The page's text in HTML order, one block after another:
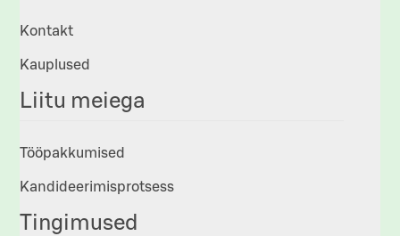
Kontakt
Kauplused
Liitu meiega
Tööpakkumised
Kandideerimisprotsess
Tingimused